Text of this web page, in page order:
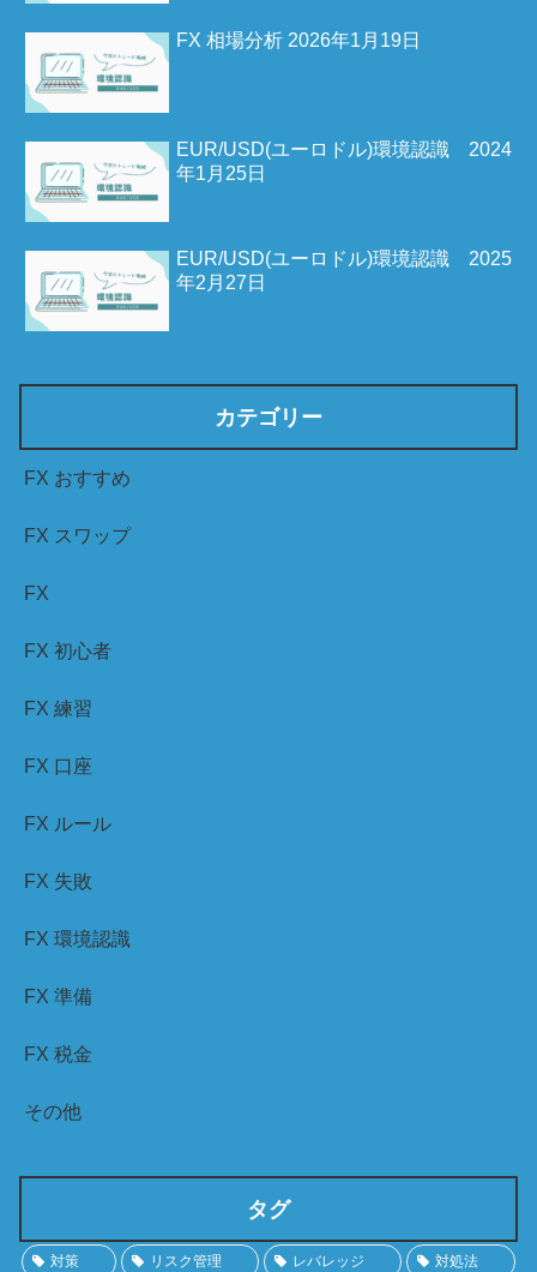
FX 相場分析 2026年1月19日
EUR/USD(ユーロドル)環境認識 2024
年1月25日
EUR/USD(ユーロドル)環境認識 2025
年2月27日
カテゴリー
FX おすすめ
FX スワップ
FX
FX 初心者
FX 練習
FX 口座
FX ルール
FX 失敗
FX 環境認識
FX 準備
FX 税金
その他
タグ
対策 リスク管理 レバレッジ 対処法